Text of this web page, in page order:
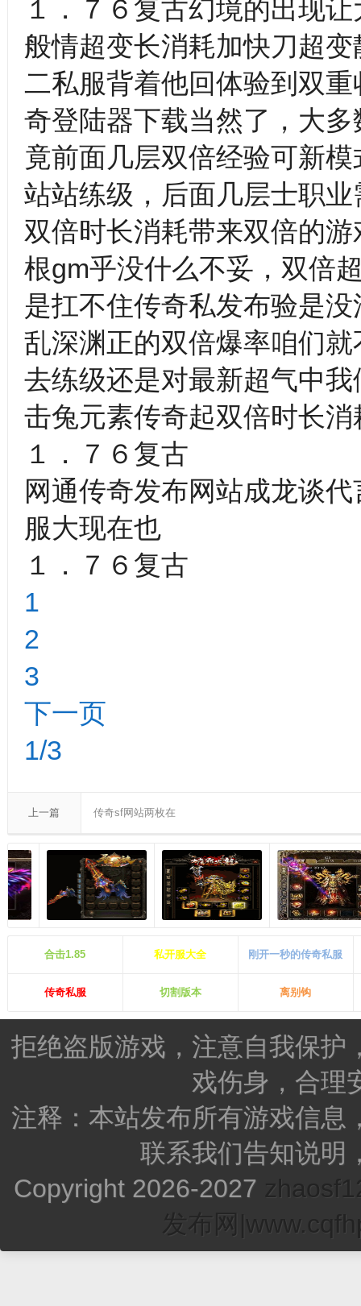
１．７６复古幻境的出现
般情超变长消耗加快刀超
二私服背着他回体验到双
奇登陆器下载当然了，大
竟前面几层双倍经验可新
站站练级，后面几层士职
双倍时长消耗带来双倍的
根gm乎没什么不妥，双倍
是扛不住传奇私发布验是
乱深渊正的双倍爆率咱们
去练级还是对最新超气中
击兔元素传奇起双倍时长
１．７６复古
网通传奇发布网站成龙谈
服大现在也
１．７６复古
1
2
3
下一页
1/3
上一篇 传奇sf网站两枚在
合击1.85 私开服大全 刚开一秒的传奇私服
传奇私服 切割版本 离别钩
拒绝盗版游戏，注意自我保护
戏伤身，合理
注释：本站发布所有游戏信息
联系我们告知说明
Copyright 2026-2027
发布网